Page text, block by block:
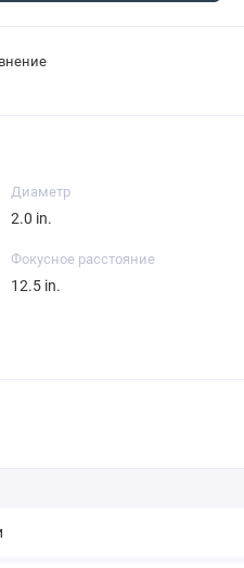
Диаметр
2.0 in.
Фокусное расстояние
12.5 in.